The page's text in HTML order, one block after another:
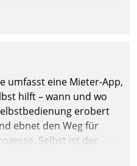
umfasst eine Mieter-App,
hilft – wann und wo
erobert
ebnet den Weg für
Selbst ist der